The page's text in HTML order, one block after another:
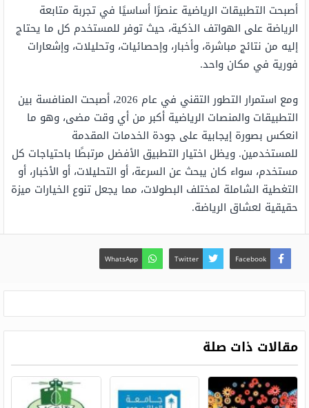
أصبحت التطبيقات الرياضية عنصرًا أساسيًا في تجربة متابعة
الرياضة على الهواتف الذكية، حيث توفر للمستخدم كل ما يحتاج
إليه من نتائج مباشرة، وأخبار، وإحصائيات، وتحليلات، وإشعارات
فورية في مكان واحد.
ومع استمرار التطور التقني في عام 2026، أصبحت المنافسة بين
التطبيقات والمنصات الرياضية أكبر من أي وقت مضى، وهو ما
انعكس بصورة إيجابية على جودة الخدمات المقدمة
للمستخدمين. ويظل اختيار التطبيق الأفضل مرتبطًا باحتياجات كل
مستخدم، سواء كان يبحث عن السرعة، أو التحليلات، أو الأخبار، أو
التغطية الشاملة لمختلف البطولات، مما يجعل تنوع الخيارات ميزة
حقيقية لعشاق الرياضة.
Facebook
Twitter
WhatsApp
مقالات ذات صلة